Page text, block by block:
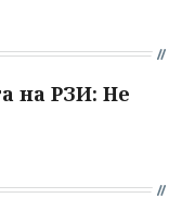
на РЗИ: Не